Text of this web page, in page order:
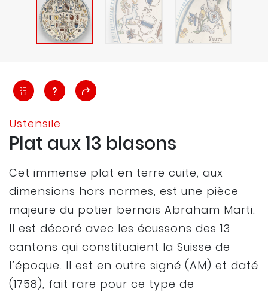
Ustensile
Plat aux 13 blasons
Cet immense plat en terre cuite, aux
dimensions hors normes, est une pièce
majeure du potier bernois Abraham Marti.
Il est décoré avec les écussons des 13
cantons qui constituaient la Suisse de
l’époque. Il est en outre signé (AM) et daté
(1758), fait rare pour ce type de